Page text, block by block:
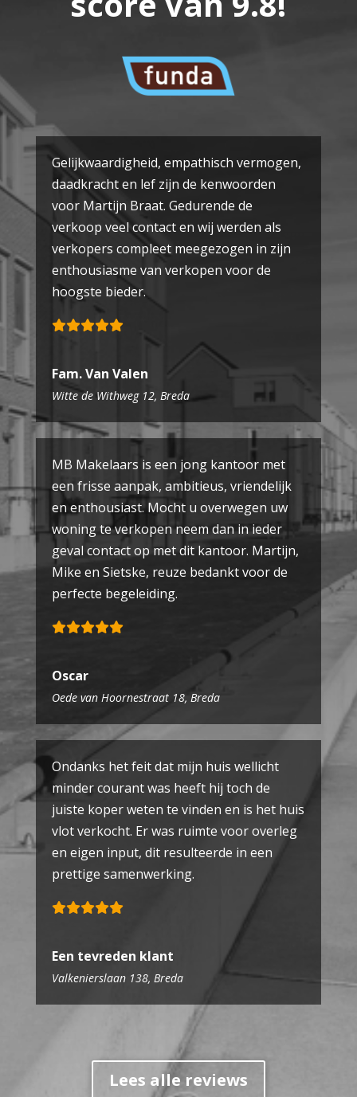
Gelijkwaardigheid, empathisch vermogen,
daadkracht en lef zijn de kenwoorden
voor Martijn Braat. Gedurende de
verkoop veel contact en wij werden als
verkopers compleet meegezogen in zijn
enthousiasme van verkopen voor de
hoogste bieder.
Fam. Van Valen
Witte de Withweg 12, Breda
MB Makelaars is een jong kantoor met
een frisse aanpak, ambitieus, vriendelijk
en enthousiast. Mocht u overwegen uw
woning te verkopen neem dan in ieder
geval contact op met dit kantoor. Martijn,
Mike en Sietske, reuze bedankt voor de
perfecte begeleiding.
Oscar
Oede van Hoornestraat 18, Breda
Ondanks het feit dat mijn huis wellicht
minder courant was heeft hij toch de
juiste koper weten te vinden en is het huis
vlot verkocht. Er was ruimte voor overleg
en eigen input, dit resulteerde in een
prettige samenwerking.
Een tevreden klant
Valkenierslaan 138, Breda
Lees alle reviews